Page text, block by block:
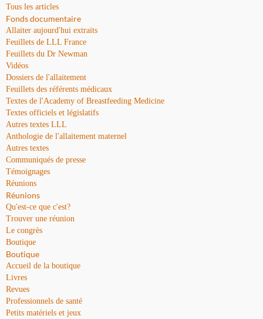
Tous les articles
Fonds documentaire
Allaiter aujourd'hui extraits
Feuillets de LLL France
Feuillets du Dr Newman
Vidéos
Dossiers de l'allaitement
Feuillets des référents médicaux
Textes de l'Academy of Breastfeeding Medicine
Textes officiels et législatifs
Autres textes LLL
Anthologie de l'allaitement maternel
Autres textes
Communiqués de presse
Témoignages
Réunions
Réunions
Qu'est-ce que c'est?
Trouver une réunion
Le congrès
Boutique
Boutique
Accueil de la boutique
Livres
Revues
Professionnels de santé
Petits matériels et jeux